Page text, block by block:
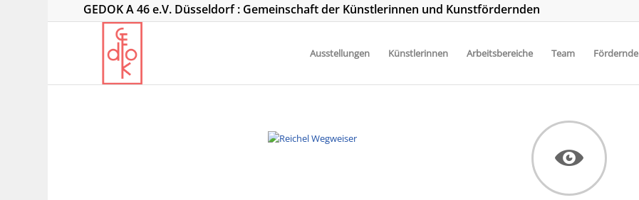
GEDOK A 46 e.V. Düsseldorf : Gemeinschaft der Künstlerinnen und Kunstfördernden
Ausstellungen Künstlerinnen Arbeitsbereiche Team Fördernde